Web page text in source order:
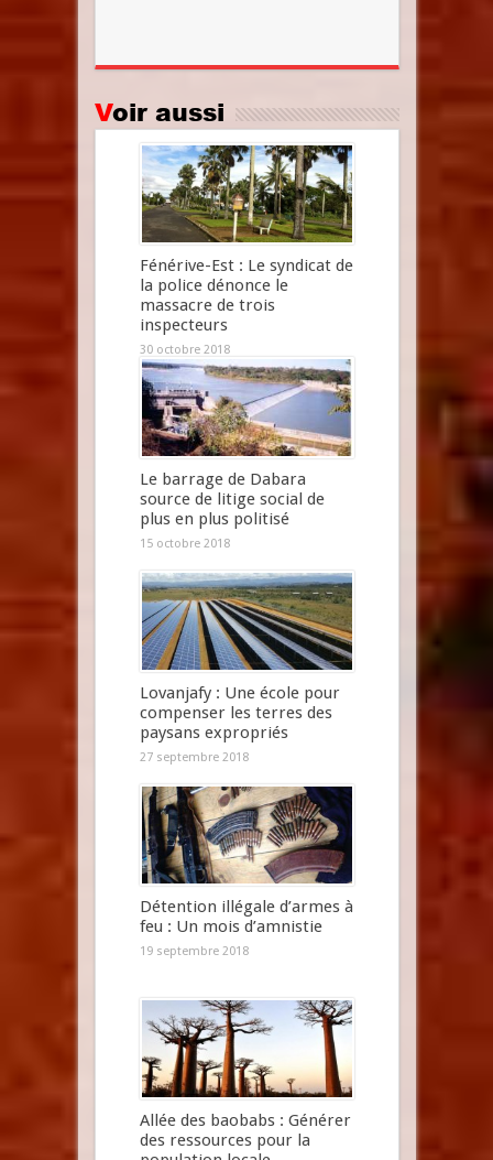
Voir aussi
Fénérive-Est : Le syndicat de
la police dénonce le
massacre de trois
inspecteurs
30 octobre 2018
Le barrage de Dabara
source de litige social de
plus en plus politisé
15 octobre 2018
Lovanjafy : Une école pour
compenser les terres des
paysans expropriés
27 septembre 2018
Détention illégale d’armes à
feu : Un mois d’amnistie
19 septembre 2018
Allée des baobabs : Générer
des ressources pour la